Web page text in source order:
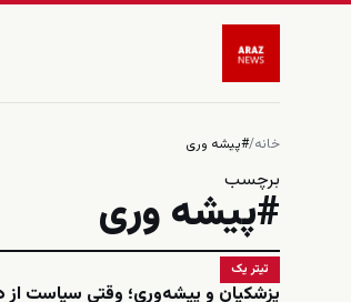
خانه/#پیشه وری
برچسب
#پیشه وری
تیتر یک
پزشکیان و پیشه‌وری؛ وقتی سیاست از